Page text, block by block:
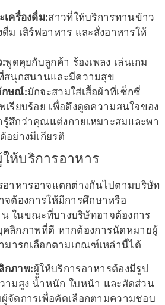
เครื่องดื่ม:สาวที่ให้บริการทานข้าว
ม เสิร์ฟอาหาร และสั่งอาหารให้
:พูดคุยกับลูกค้า ร้องเพลง เล่นเกม
สนุกสนานและมีความสุข
กษณ์:มักจะสวมใส่เสื้อผ้าที่เซ็กซี่
เรียบร้อย เพื่อดึงดูดความสนใจของ
สึกว่าคุณแต่งกายเหมาะสมและพา
อย่างมีเกียรติ
ห้บริการอาหาร
อาหารอาจแตกต่างกันไปตามบริษัท
ต้องการให้มีการศึกษาหรือ
ในขณะที่บางบริษัทอาจต้องการ
ลิกภาพที่ดี หากต้องการนัดหมายผู้
มารถเลือกตามเกณฑ์เหล่านี้ได้
กภาพ:ผู้ให้บริการอาหารต้องมีรูป
มสูง น้ำหนัก ใบหน้า และสัดส่วน
จัดการเพื่อคัดเลือกตามความชอบ